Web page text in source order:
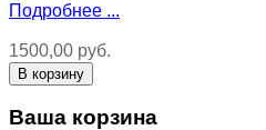
Подробнее ...
1500,00 руб.
Ваша корзина